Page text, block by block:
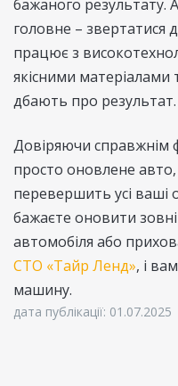
бажаного результату.
головне – звертатися
працює з
якісними
дбають про результат.
Довіряючи справжнім
просто оновлене
перевершить усі ваші
бажаєте оновити
автомобіля або
СТО «Тайр Ленд», і
машину.
дата публікації: 01.07.2025